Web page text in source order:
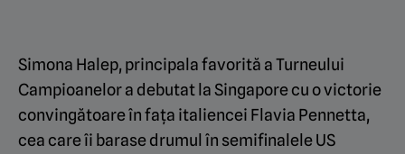
Simona Halep, principala favorită a Turneului
Campioanelor a debutat la Singapore cu o victorie
convingătoare în fața italiencei Flavia Pennetta,
cea care îi barase drumul în semifinalele US